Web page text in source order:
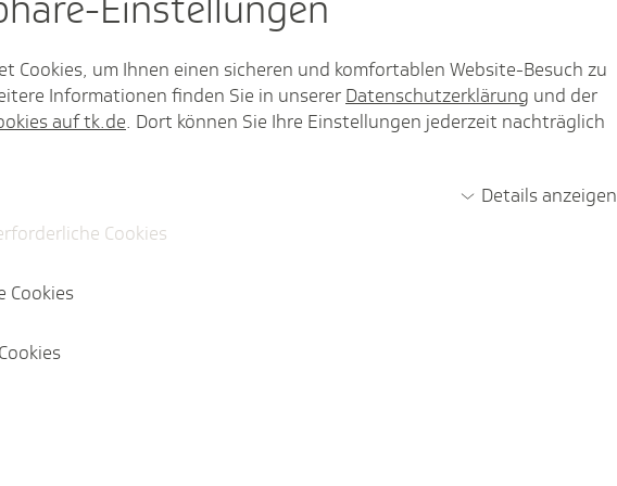
Rechtsvorschriften jedoch weiterhin
erfüllt sind. Nutzen Sie gern
zu prüfen.
gilt, kann es sein, dass im
gezahlt werden
Voraussetzungen für eine
zusätzliche Absicherung in
über eine
der deutschen
Cookies, um Ihnen einen sicheren und komfortablen Website-Besuch zu
Informationen finden Sie in unserer Datenschutzerklärung und der
auf tk.de. Dort können Sie Ihre Einstellungen jederzeit nachträglich
Details anzeigen
Cookies
Cookies